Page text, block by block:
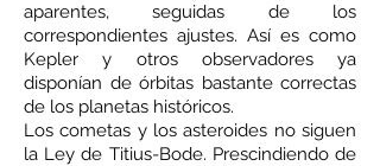
aparentes, seguidas de los
correspondientes ajustes. Así es como
Kepler y otros observadores ya
disponían de órbitas bastante correctas
de los planetas históricos.
Los cometas y los asteroides no siguen
la Ley de Titius-Bode. Prescindiendo de